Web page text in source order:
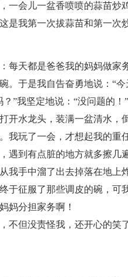
一会儿一盆香喷喷的蒜苗
是我第一次拔蒜苗和第一次
每天都是爸爸我的妈妈做家
于是我自告奋勇地说：“今
”我坚定地说：“没问题的！”
开水龙头，装满一盆清水，
我玩了一会，才想起我的
遇到有点脏的地方就多擦几
我手中溜了出去掉落在地上
于征服了那些调皮的碗，可
妈分担家务啊！
不但没责怪我，还开心的笑